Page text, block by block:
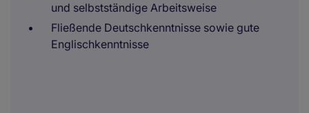
und selbstständige Arbeitsweise
Fließende Deutschkenntnisse sowie gute
Englischkenntnisse